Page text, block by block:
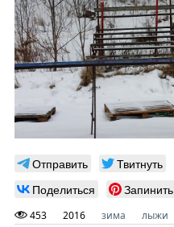
Отправить Твитнуть
Поделиться
Запинить
453 2016 зима лыжи